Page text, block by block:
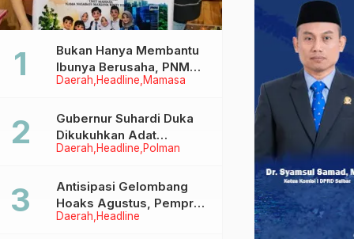
Daerah Headline Mamasa
Bukan Hanya Membantu
Ibunya Berusaha, PNM
Juga Menjaga Mimpi
Menggapai Cita-Cita
Daerah Headline Polman
Gubernur Suhardi Duka
Dikukuhkan Adat
Balanipa, Raih Gelar Sulo
Daerah Headline
Antisipasi Gelombang
Hoaks Agustus, Pemprov
Sulbar Ajak Warga Jaga